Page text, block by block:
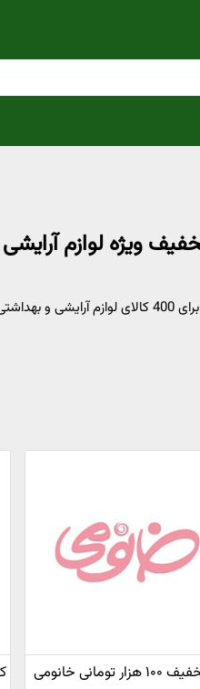
با مراجعه به فروشگاه اینترنتی خانومی از 40% تخفیف
تومانی خانومی